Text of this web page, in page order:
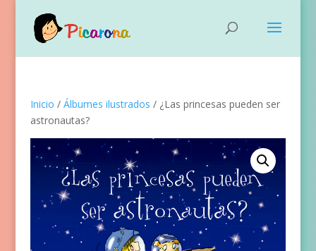
Inicio / Álbumes ilustrados / ¿Las princesas pueden ser
astronautas?